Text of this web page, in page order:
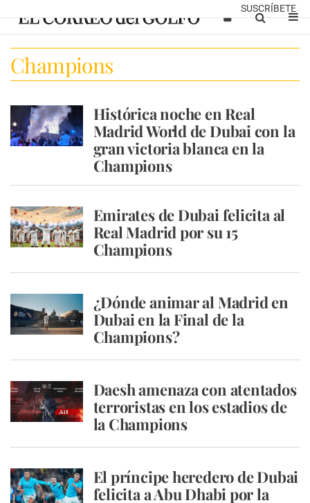
SUSCRÍBETE
Champions
Histórica noche en Real
Madrid World de Dubai con la
gran victoria blanca en la
Champions
Emirates de Dubai felicita al
Real Madrid por su 15
Champions
¿Dónde animar al Madrid en
Dubai en la Final de la
Champions?
Daesh amenaza con atentados
terroristas en los estadios de
la Champions
El príncipe heredero de Dubai
felicita a Abu Dhabi por la